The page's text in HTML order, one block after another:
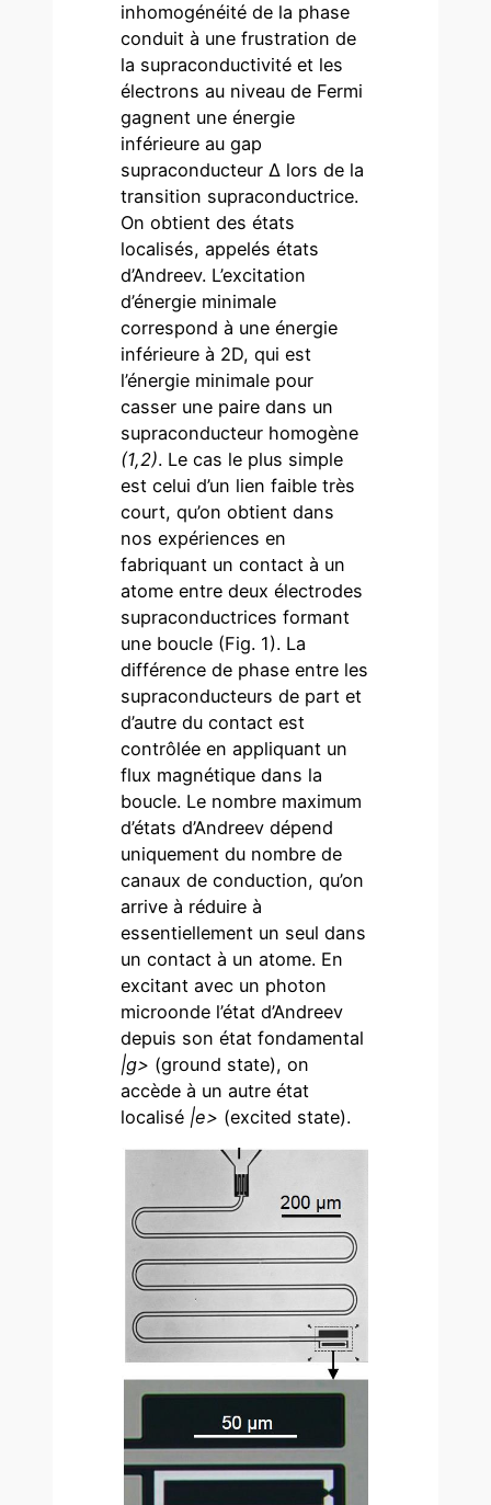
inhomogénéité de la phase
conduit à une frustration de
la supraconductivité et les
électrons au niveau de Fermi
gagnent une énergie
inférieure au gap
supraconducteur Δ lors de la
transition supraconductrice.
On obtient des états
localisés, appelés états
d’Andreev. L’excitation
d’énergie minimale
correspond à une énergie
inférieure à 2D, qui est
l’énergie minimale pour
casser une paire dans un
supraconducteur homogène
(1,2). Le cas le plus simple
est celui d’un lien faible très
court, qu’on obtient dans
nos expériences en
fabriquant un contact à un
atome entre deux électrodes
supraconductrices formant
une boucle (Fig. 1). La
différence de phase entre les
supraconducteurs de part et
d’autre du contact est
contrôlée en appliquant un
flux magnétique dans la
boucle. Le nombre maximum
d’états d’Andreev dépend
uniquement du nombre de
canaux de conduction, qu’on
arrive à réduire à
essentiellement un seul dans
un contact à un atome. En
excitant avec un photon
microonde l’état d’Andreev
depuis son état fondamental
|g> (ground state), on
accède à un autre état
localisé |e> (excited state).